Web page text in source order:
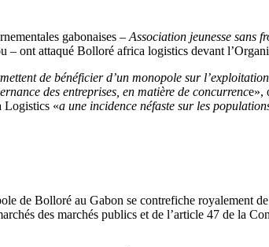
gabonaises – Association jeunesse sans
attaqué Bolloré africa logistics devant
de bénéficier d’un monopole sur
des entreprises, en matière de concurrence»,
Logistics «a une incidence néfaste sur les
de Bolloré au Gabon se contrefiche royalement
des marchés publics et de l’article 47 de la